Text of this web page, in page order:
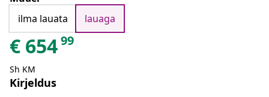
ilma lauata
lauaga
€ 65499
Sh KM
Kirjeldus